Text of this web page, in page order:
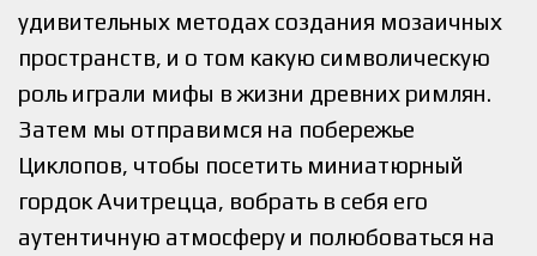
удивительных методах создания мозаичных
пространств, и о том какую символическую
роль играли мифы в жизни древних римлян.
Затем мы отправимся на побережье
Циклопов, чтобы посетить миниатюрный
гордок Ачитрецца, вобрать в себя его
аутентичную атмосферу и полюбоваться на